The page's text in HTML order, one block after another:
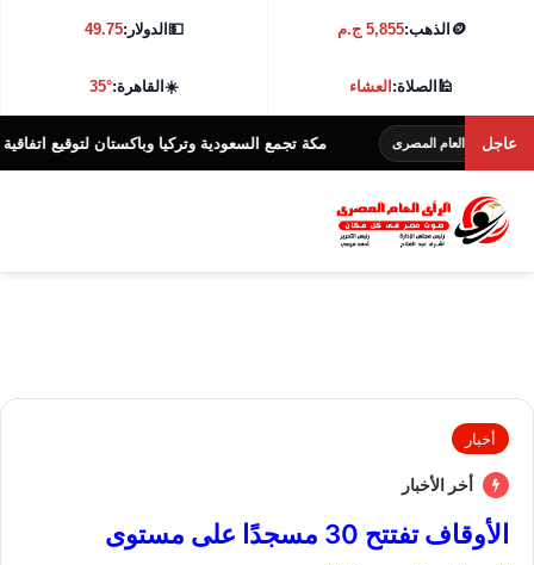
🪙 الذهب:5,855 ج.م 💵الدولار:49.75
🕌الصلاة:العشاء ☀️القاهرة:35°
عاجلالمصرى مكة تجمع السعودية وتركيا وباكستان لتوقيع اتفاقية دفاعية
أخبار
أخر الأخبار
الأوقاف تفتتح 30 مسجدًا على مستوى